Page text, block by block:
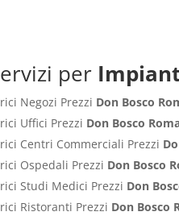
per
Negozi Prezzi Don Bosco
Uffici Prezzi Don Bosco
Centri Commerciali Prezzi
Ospedali Prezzi Don Bosco
Studi Medici Prezzi Don
Ristoranti Prezzi Don Bosco